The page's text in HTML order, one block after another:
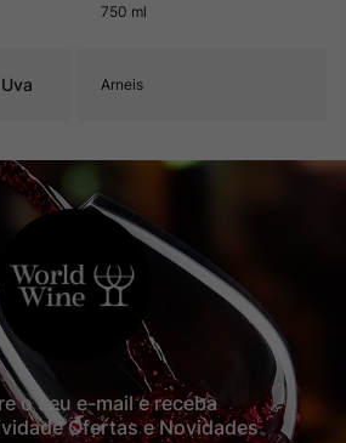
750 ml
Arneis
o seu e-mail e receba
Ofertas e Novidades